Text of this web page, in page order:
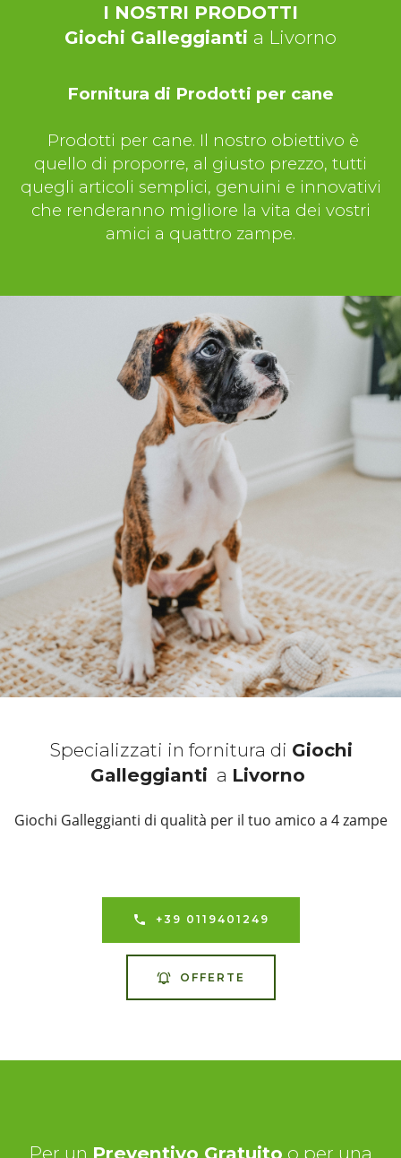
I NOSTRI PRODOTTI
Giochi Galleggianti a Livorno
Fornitura di Prodotti per cane
Prodotti per cane. Il nostro obiettivo è
quello di proporre, al giusto prezzo, tutti
quegli articoli semplici, genuini e innovativi
che renderanno migliore la vita dei vostri
amici a quattro zampe.
Specializzati in fornitura di Giochi
Galleggianti a Livorno
Giochi Galleggianti di qualità per il tuo amico a 4 zampe
+39 0119401249
OFFERTE
Per un Preventivo Gratuito o per una